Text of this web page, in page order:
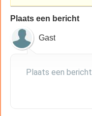
Plaats een bericht
Gast